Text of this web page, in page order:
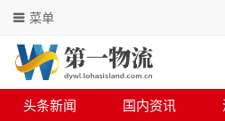
菜单
头条新闻 国内资讯